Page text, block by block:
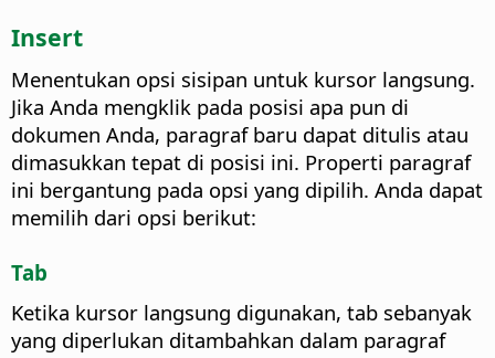
Insert
Menentukan opsi sisipan untuk kursor langsung.
Jika Anda mengklik pada posisi apa pun di
dokumen Anda, paragraf baru dapat ditulis atau
dimasukkan tepat di posisi ini. Properti paragraf
ini bergantung pada opsi yang dipilih. Anda dapat
memilih dari opsi berikut:
Tab
Ketika kursor langsung digunakan, tab sebanyak
yang diperlukan ditambahkan dalam paragraf